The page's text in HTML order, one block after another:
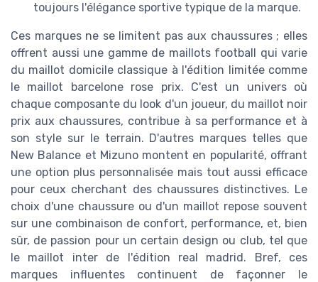
toujours l'élégance sportive typique de la marque.
Ces marques ne se limitent pas aux chaussures ; elles
offrent aussi une gamme de maillots football qui varie
du maillot domicile classique à l'édition limitée comme
le maillot barcelone rose prix. C'est un univers où
chaque composante du look d'un joueur, du maillot noir
prix aux chaussures, contribue à sa performance et à
son style sur le terrain. D'autres marques telles que
New Balance et Mizuno montent en popularité, offrant
une option plus personnalisée mais tout aussi efficace
pour ceux cherchant des chaussures distinctives. Le
choix d'une chaussure ou d'un maillot repose souvent
sur une combinaison de confort, performance, et, bien
sûr, de passion pour un certain design ou club, tel que
le maillot inter de l'édition real madrid. Bref, ces
marques influentes continuent de façonner le